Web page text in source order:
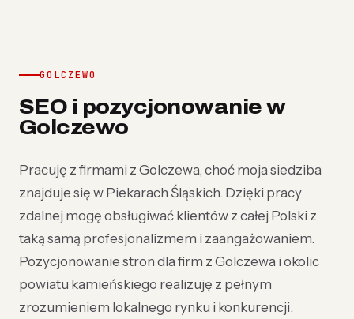
GOLCZEWO
SEO i pozycjonowanie w
Golczewo
Pracuję z firmami z Golczewa, choć moja siedziba
znajduje się w Piekarach Śląskich. Dzięki pracy
zdalnej mogę obsługiwać klientów z całej Polski z
taką samą profesjonalizmem i zaangażowaniem.
Pozycjonowanie stron dla firm z Golczewa i okolic
powiatu kamieńskiego realizuję z pełnym
zrozumieniem lokalnego rynku i konkurencji.